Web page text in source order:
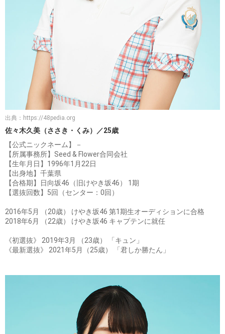
出典： https://48pedia.org
佐々木久美（ささき・くみ）／25歳
【公式ニックネーム】－
【所属事務所】Seed & Flower合同会社
【生年月日】1996年1月22日
【出身地】千葉県
【合格期】日向坂46（旧けやき坂46） 1期
【選抜回数】5回（センター：0回）
2016年5月 （20歳） けやき坂46 第1期生オーディションに合格
2018年6月 （22歳） けやき坂46 キャプテンに就任
《初選抜》 2019年3月 （23歳） 「キュン」
《最新選抜》 2021年5月（25歳） 「君しか勝たん」